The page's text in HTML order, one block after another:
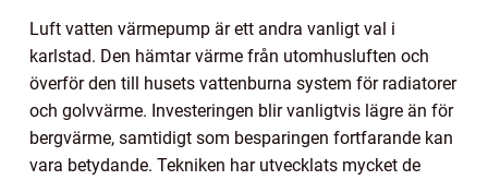
Luft vatten värmepump är ett andra vanligt val i
karlstad. Den hämtar värme från utomhusluften och
överför den till husets vattenburna system för radiatorer
och golvvärme. Investeringen blir vanligtvis lägre än för
bergvärme, samtidigt som besparingen fortfarande kan
vara betydande. Tekniken har utvecklats mycket de